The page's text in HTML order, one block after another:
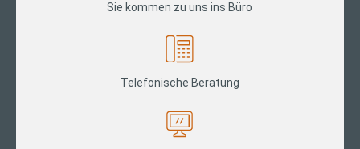
Sie kommen zu uns ins Büro
Telefonische Beratung